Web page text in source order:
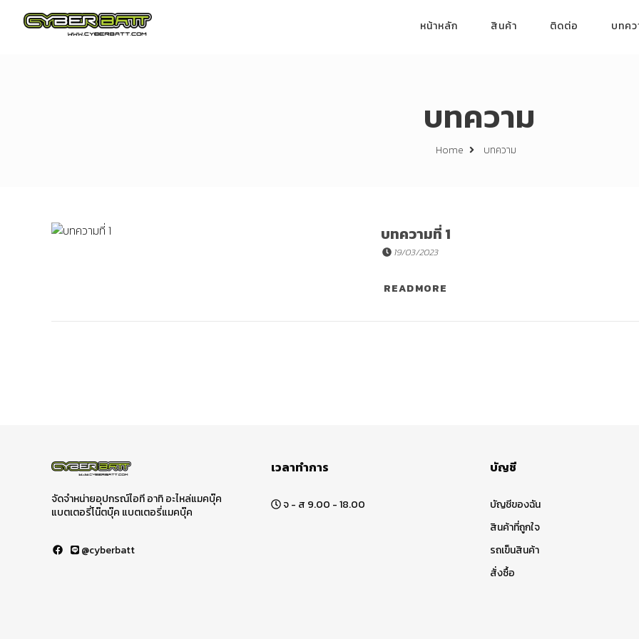
หน้าหลัก สินค้า ติดต่อ บทคว
บทความ
Home บทความ
บทความที่ 1
19/03/2023
READ MORE
จัดจำหน่ายอุปกรณ์ไอที อาทิ อะไหล่แมคบุ๊ค
แบตเตอรี่โน๊ตบุ๊ค แบตเตอรี่แมคบุ๊ค
@cyberbatt
เวลาทำการ
จ - ส 9.00 - 18.00
บัญชี
บัญชีของฉัน
สินค้าที่ถูกใจ
รถเข็นสินค้า
สั่งซื้อ